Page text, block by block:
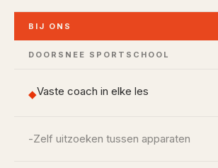
BIJ ONS
DOORSNEE SPORTSCHOOL
◆Vaste coach in elke les
-Zelf uitzoeken tussen apparaten